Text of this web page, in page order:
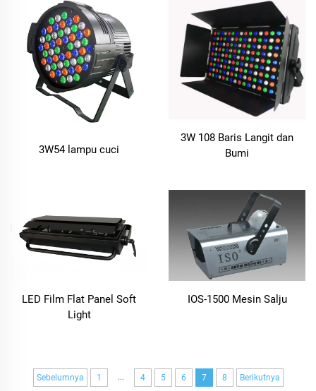
3W54 lampu cuci
3W 108 Baris Langit dan
Bumi
LED Film Flat Panel Soft
Light
IOS-1500 Mesin Salju
Sebelumnya 1 ... 4 5 6 7 8 Berikutnya